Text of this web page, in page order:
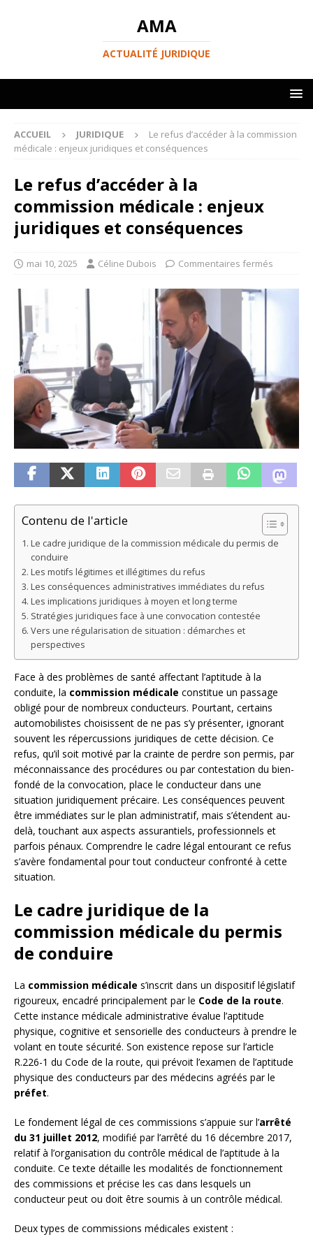
AMA
ACTUALITÉ JURIDIQUE
ACCUEIL JURIDIQUE
Le refus d’accéder à la commission
médicale : enjeux juridiques et conséquences
Le refus d’accéder à la
commission médicale : enjeux
juridiques et conséquences
mai 10, 2025 Céline Dubois Commentaires fermés
Contenu de l'article
Le cadre juridique de la commission médicale du permis de
conduire
Les motifs légitimes et illégitimes du refus
Les conséquences administratives immédiates du refus
Les implications juridiques à moyen et long terme
Stratégies juridiques face à une convocation contestée
Vers une régularisation de situation : démarches et
perspectives
Face à des problèmes de santé affectant l’aptitude à la
conduite, la commission médicale constitue un passage
obligé pour de nombreux conducteurs. Pourtant, certains
automobilistes choisissent de ne pas s’y présenter, ignorant
souvent les répercussions juridiques de cette décision. Ce
refus, qu’il soit motivé par la crainte de perdre son permis, par
méconnaissance des procédures ou par contestation du bien-
fondé de la convocation, place le conducteur dans une
situation juridiquement précaire. Les conséquences peuvent
être immédiates sur le plan administratif, mais s’étendent au-
delà, touchant aux aspects assurantiels, professionnels et
parfois pénaux. Comprendre le cadre légal entourant ce refus
s’avère fondamental pour tout conducteur confronté à cette
situation.
Le cadre juridique de la
commission médicale du permis
de conduire
La commission médicale s’inscrit dans un dispositif législatif
rigoureux, encadré principalement par le Code de la route.
Cette instance médicale administrative évalue l’aptitude
physique, cognitive et sensorielle des conducteurs à prendre le
volant en toute sécurité. Son existence repose sur l’article
R.226-1 du Code de la route, qui prévoit l’examen de l’aptitude
physique des conducteurs par des médecins agréés par le
préfet.
Le fondement légal de ces commissions s’appuie sur l’arrêté
du 31 juillet 2012, modifié par l’arrêté du 16 décembre 2017,
relatif à l’organisation du contrôle médical de l’aptitude à la
conduite. Ce texte détaille les modalités de fonctionnement
des commissions et précise les cas dans lesquels un
conducteur peut ou doit être soumis à un contrôle médical.
Deux types de commissions médicales existent :